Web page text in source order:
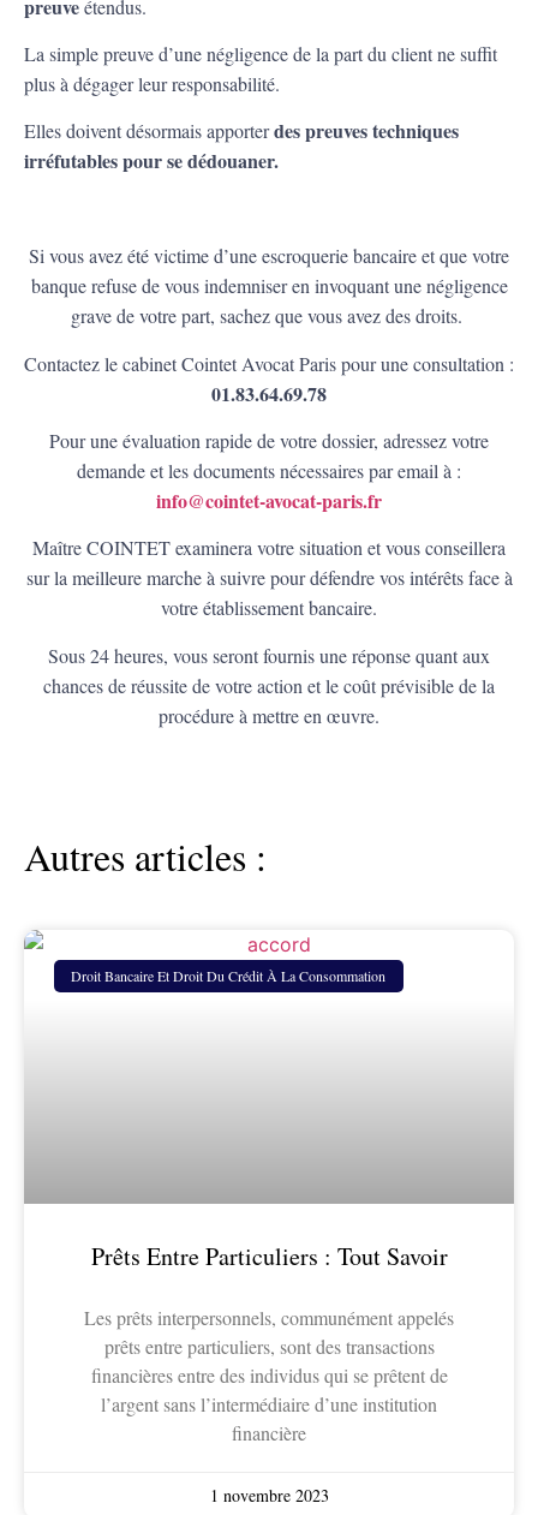
preuveétendus.
La simple preuve d’une négligence de la part du client ne suffit
plus à dégager leur responsabilité.
Elles doivent désormais apporterdes preuves techniques
irréfutables pour se dédouaner.
Si vous avez été victime d’une escroquerie bancaire et que votre
banque refuse de vous indemniser en invoquant une négligence
grave de votre part, sachez que vous avez des droits.
Contactez le cabinet Cointet Avocat Paris pour une consultation :
01.83.64.69.78
Pour une évaluation rapide de votre dossier, adressez votre
demande et les documents nécessaires par email à :
info@cointet-avocat-paris.fr
Maître COINTET examinera votre situation et vous conseillera
sur la meilleure marche à suivre pour défendre vos intérêts face à
votre établissement bancaire.
Sous 24 heures, vous seront fournis une réponse quant aux
chances de réussite de votre action et le coût prévisible de la
procédure à mettre en œuvre.
Autres articles :
Droit Bancaire Et Droit Du Crédit À La Consommation
Prêts Entre Particuliers : Tout Savoir
Les prêts interpersonnels, communément appelés
prêts entre particuliers, sont des transactions
financières entre des individus qui se prêtent de
l’argent sans l’intermédiaire d’une institution
financière
1 novembre 2023